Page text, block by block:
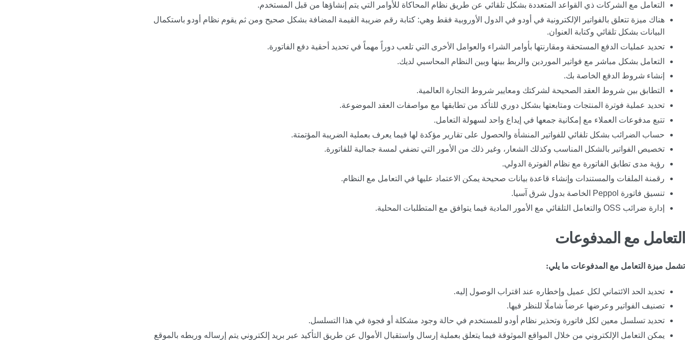
التعامل مع الشركات ذي القواعد المتعددة بشكل تلقائي عن طريق نظام المحاكاة للأوامر التي يتم إنشاؤها من قبل المستخدم.
هناك ميزة تتعلق بالفواتير الإلكترونية في أودو في الدول الأوروبية فقط وهي: كتابة رقم ضريبة القيمة المضافة بشكل صحيح ومن ثم يقوم نظام أودو باستكمال
البيانات بشكل تلقائي وكتابة العنوان.
تحديد عمليات الدفع المستحقة ومقارنتها بأوامر الشراء والعوامل الأخرى التي تلعب دوراً مهماً في تحديد أحقية دفع الفاتورة.
التعامل بشكل مباشر مع فواتير الموردين والربط بينها وبين النظام المحاسبي لديك.
إنشاء شروط الدفع الخاصة بك.
التطابق بين شروط العقد الصحيحة لشركتك ومعايير شروط التجارة العالمية.
تحديد عملية فوترة المنتجات ومتابعتها بشكل دوري للتأكد من تطابقها مع مواصفات العقد الموضوعة.
تتبع مدفوعات العملاء مع إمكانية جمعها في إيداع واحد لسهولة التعامل.
حساب الضرائب بشكل تلقائي للفواتير المنشأة والحصول على تقارير مؤكدة لها فيما يعرف بعملية الضريبة المؤتمتة.
تخصيص الفواتير بالشكل المناسب وكذلك الشعار، وغير ذلك من الأمور التي تضفي لمسة جمالية للفاتورة.
رؤية مدى تطابق الفاتورة مع نظام الفوترة الدولي.
رقمنة الملفات والمستندات وإنشاء قاعدة بيانات صحيحة يمكن الاعتماد عليها في التعامل مع النظام.
تنسيق فاتورة Peppol الخاصة بدول شرق آسيا.
إدارة ضرائب OSS والتعامل التلقائي مع الأمور المادية فيما يتوافق مع المتطلبات المحلية.
التعامل مع المدفوعات
تشمل ميزة التعامل مع المدفوعات ما يلي:
تحديد الحد الائتماني لكل عميل وإخطاره عند اقتراب الوصول إليه.
تصنيف الفواتير وعرضها عرضاً شاملًا للنظر فيها.
تحديد تسلسل معين لكل فاتورة وتحذير نظام أودو للمستخدم في حالة وجود مشكلة أو فجوة في هذا التسلسل.
يمكن التعامل الإلكتروني من خلال المواقع الموثوقة فيما يتعلق بعملية إرسال واستقبال الأموال عن طريق التأكيد عبر بريد إلكتروني يتم إرساله وربطه بالموقع